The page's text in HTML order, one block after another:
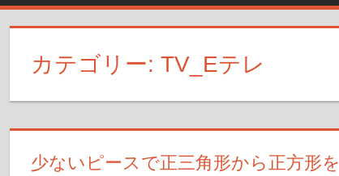
カテゴリー: TV_Eテレ
少ないピースで正三角形から正方形を